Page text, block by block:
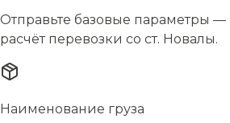
Отправьте базовые параметры
расчёт перевозки со ст. Новалы.
Наименование груза